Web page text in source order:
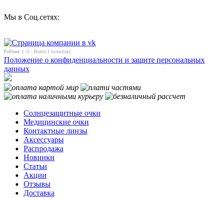
Мы в Соц.сетях:
Рейтинг 1 /5 - Всего 1 голос(ов)
Положение о конфиденциальности и защите персональных
данных
Солнцезащитные очки
Медицинские очки
Контактные линзы
Аксессуары
Распродажа
Новинки
Статьи
Акции
Отзывы
Доставка